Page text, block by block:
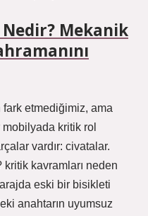
Mekanik
etmediğimiz, ama
kritik rol
vardır: civatalar.
kavramları neden
eski bir bisikleti
anahtarın uyumsuz